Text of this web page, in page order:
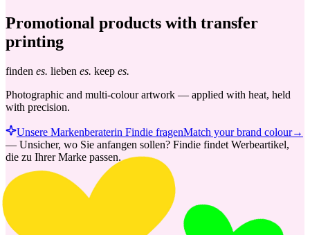
Promotional products with transfer
printing
finden es. lieben es. keep es.
Photographic and multi-colour artwork — applied with heat, held
with precision.
Unsere Markenberaterin Findie fragenMatch your brand colour→
— Unsicher, wo Sie anfangen sollen? Findie findet Werbeartikel,
die zu Ihrer Marke passen.